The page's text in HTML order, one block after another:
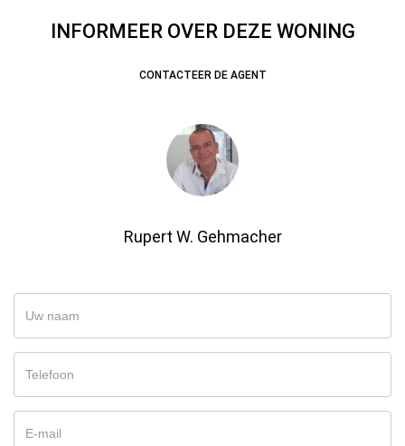
INFORMEER OVER DEZE WONING
CONTACTEER DE AGENT
Rupert W. Gehmacher